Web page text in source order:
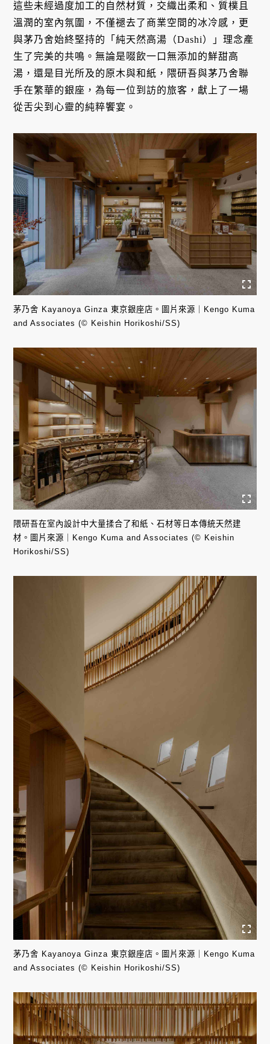
這些未經過度加工的自然材質，交織出柔和、質樸且
溫潤的室內氛圍，不僅褪去了商業空間的冰冷感，更
與茅乃舍始終堅持的「純天然高湯（Dashi）」理念產
生了完美的共鳴。無論是啜飲一口無添加的鮮甜高
湯，還是目光所及的原木與和紙，隈研吾與茅乃舍聯
手在繁華的銀座，為每一位到訪的旅客，獻上了一場
從舌尖到心靈的純粹饗宴。
茅乃舍 Kayanoya Ginza 東京銀座店。圖片來源｜Kengo Kuma
and Associates (© Keishin Horikoshi/SS)
隈研吾在室內設計中大量揉合了和紙、石材等日本傳統天然建
材。圖片來源｜Kengo Kuma and Associates (© Keishin
Horikoshi/SS)
茅乃舍 Kayanoya Ginza 東京銀座店。圖片來源｜Kengo Kuma
and Associates (© Keishin Horikoshi/SS)